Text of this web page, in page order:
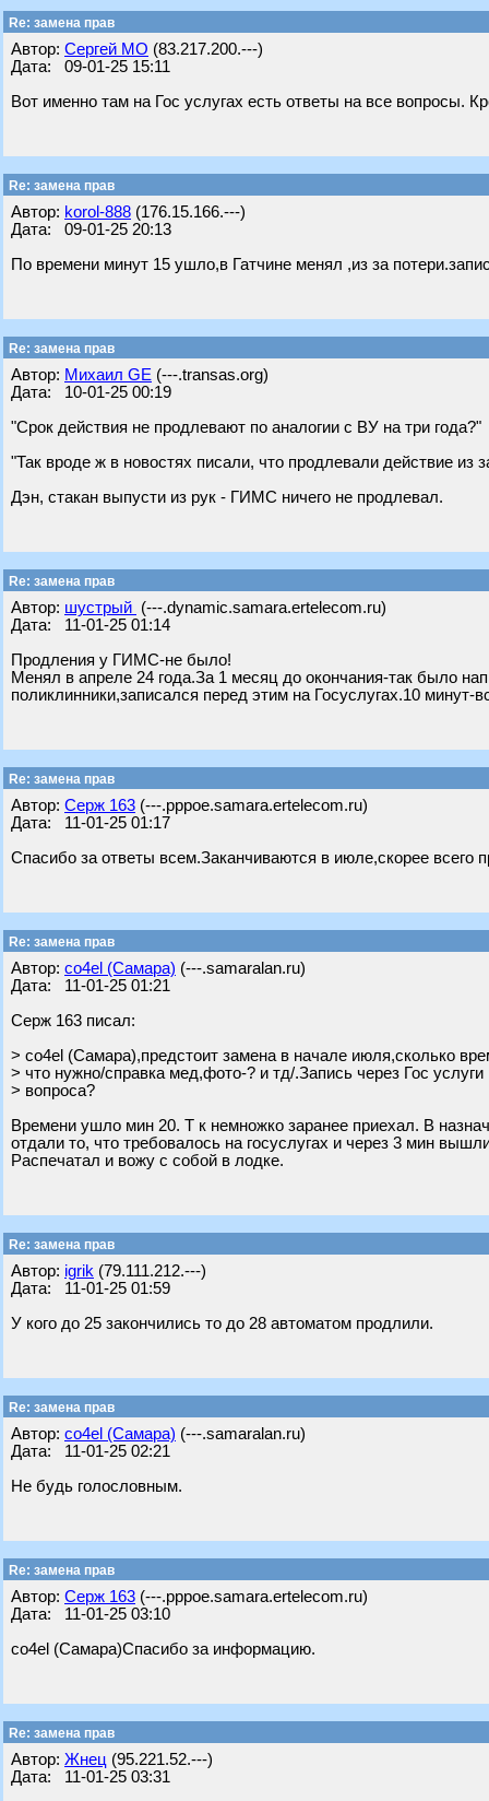
Re: замена прав
Автор: Сергей МО (83.217.200.---)
Дата: 09-01-25 15:11
Вот именно там на Гос услугах есть ответы на все вопросы.
Re: замена прав
Автор: korol-888 (176.15.166.---)
Дата: 09-01-25 20:13
По времени минут 15 ушло,в Гатчине менял ,из за
Re: замена прав
Автор: Михаил GE (---.transas.org)
Дата: 10-01-25 00:19
"Срок действия не продлевают по аналогии с ВУ на три года?"
"Так вроде ж в новостях писали, что продлевали действие из
Дэн, стакан выпусти из рук - ГИМС ничего не продлевал.
Re: замена прав
Автор: шустрый (---.dynamic.samara.ertelecom.ru)
Дата: 11-01-25 01:14
Продления у ГИМС-не было!
Менял в апреле 24 года.За 1 месяц до окончания-так было
поликлинники,записался перед этим на Госуслугах.10
Re: замена прав
Автор: Серж 163 (---.pppoe.samara.ertelecom.ru)
Дата: 11-01-25 01:17
Спасибо за ответы всем.Заканчиваются в июле,скорее всего
Re: замена прав
Автор: co4el (Самара) (---.samaralan.ru)
Дата: 11-01-25 01:21
Серж 163 писал:
> co4el (Самара),предстоит замена в начале июля,сколько
> что нужно/справка мед,фото-? и тд/.Запись через Гос услуги
> вопроса?
Времени ушло мин 20. Т к немножко заранее приехал. В
отдали то, что требовалось на госуслугах и через 3 мин
Распечатал и вожу с собой в лодке.
Re: замена прав
Автор: igrik (79.111.212.---)
Дата: 11-01-25 01:59
У кого до 25 закончились то до 28 автоматом продлили.
Re: замена прав
Автор: co4el (Самара) (---.samaralan.ru)
Дата: 11-01-25 02:21
Не будь голословным.
Re: замена прав
Автор: Серж 163 (---.pppoe.samara.ertelecom.ru)
Дата: 11-01-25 03:10
co4el (Самара)Спасибо за информацию.
Re: замена прав
Автор: Жнец (95.221.52.---)
Дата: 11-01-25 03:31